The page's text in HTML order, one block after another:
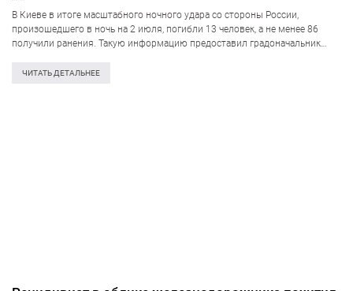
В Киеве в итоге масштабного ночного удара со стороны России,
произошедшего в ночь на 2 июля, погибли 13 человек, а не менее 86
получили ранения. Такую информацию предоставил градоначальник
из-за ночной…
ЧИТАТЬ ДЕТАЛЬНЕЕ